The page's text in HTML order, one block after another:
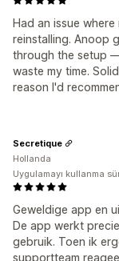
Had an issue
reinstalling. Anoop
through the setup
waste my time.
reason I'd
Geweldige app en
De app werkt
gebruik. Toen ik
supportteam
Secretique
Hollanda
Uygulamayı kullanma